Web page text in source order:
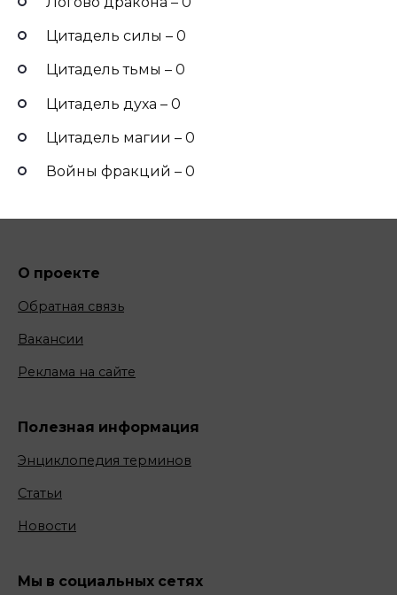
Цитадель силы – 0
Цитадель тьмы – 0
Цитадель духа – 0
Цитадель магии – 0
Войны фракций – 0
О проекте
Обратная связь
Вакансии
Реклама на сайте
Полезная информация
Энциклопедия терминов
Статьи
Новости
Мы в социальных сетях